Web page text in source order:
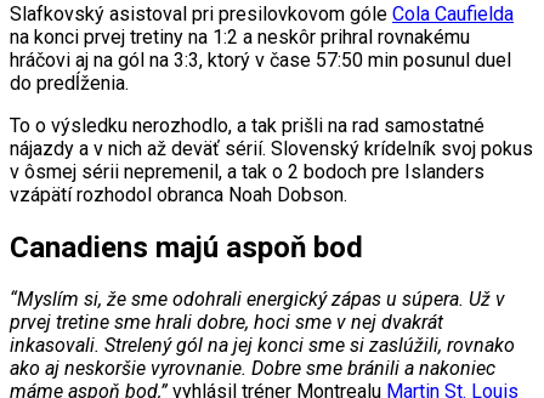
Slafkovský asistoval pri presilovkovom góle Cola Caufielda
na konci prvej tretiny na 1:2 a neskôr prihral rovnakému
hráčovi aj na gól na 3:3, ktorý v čase 57:50 min posunul duel
do predĺženia.
To o výsledku nerozhodlo, a tak prišli na rad samostatné
nájazdy a v nich až deväť sérií. Slovenský krídelník svoj pokus
v ôsmej sérii nepremenil, a tak o 2 bodoch pre Islanders
vzápätí rozhodol obranca Noah Dobson.
Canadiens majú aspoň bod
“Myslím si, že sme odohrali energický zápas u súpera. Už v
prvej tretine sme hrali dobre, hoci sme v nej dvakrát
inkasovali. Strelený gól na jej konci sme si zaslúžili, rovnako
ako aj neskoršie vyrovnanie. Dobre sme bránili a nakoniec
máme aspoň bod,”vyhlásil tréner Montrealu Martin St. Louis